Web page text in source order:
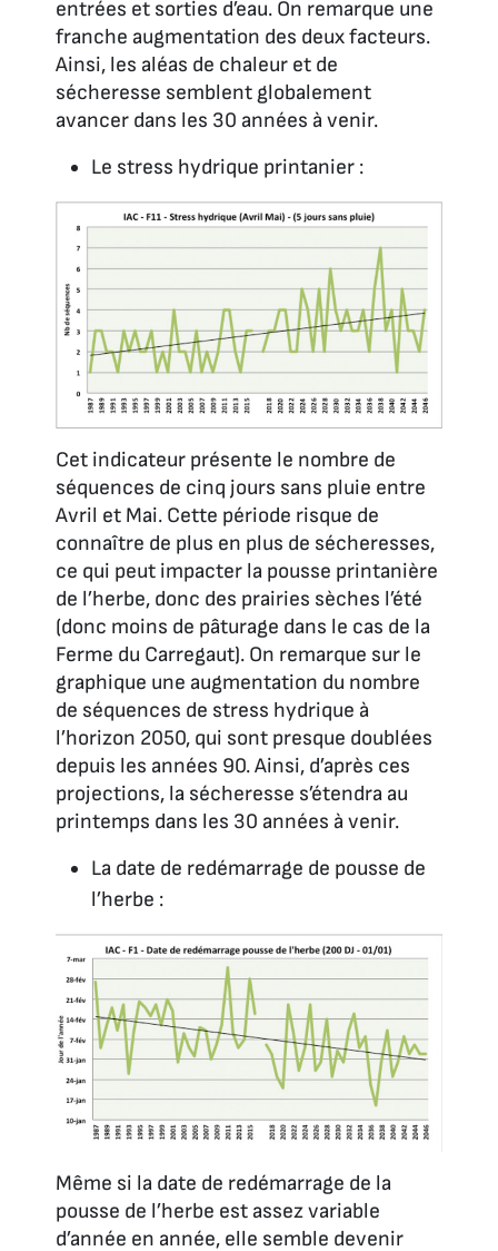
entrées et sorties d’eau. On remarque une
franche augmentation des deux facteurs.
Ainsi, les aléas de chaleur et de
sécheresse semblent globalement
avancer dans les 30 années à venir.
Le stress hydrique printanier :
Cet indicateur présente le nombre de
séquences de cinq jours sans pluie entre
Avril et Mai. Cette période risque de
connaître de plus en plus de sécheresses,
ce qui peut impacter la pousse printanière
de l’herbe, donc des prairies sèches l’été
(donc moins de pâturage dans le cas de la
Ferme du Carregaut). On remarque sur le
graphique une augmentation du nombre
de séquences de stress hydrique à
l’horizon 2050, qui sont presque doublées
depuis les années 90. Ainsi, d’après ces
projections, la sécheresse s’étendra au
printemps dans les 30 années à venir.
La date de redémarrage de pousse de
l’herbe :
Même si la date de redémarrage de la
pousse de l’herbe est assez variable
d’année en année, elle semble devenir